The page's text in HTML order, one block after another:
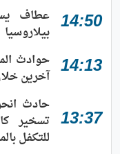
14:50 عطاف
بيلاروسيا
14:13
آخرين خلال الـ24
13:37
حادث
تسخير
للتكفل